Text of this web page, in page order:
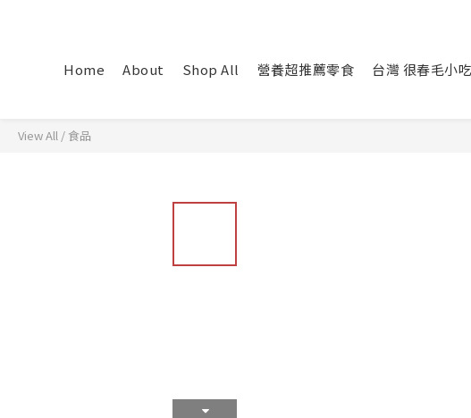
Home About Shop All 營養超推薦零食 台灣 很春毛小
View All / 食品